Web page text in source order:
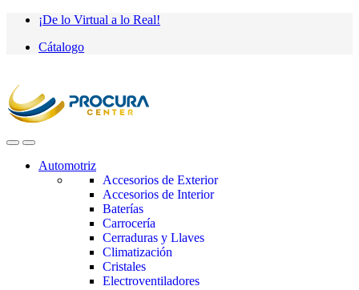
Saltar
navegación
saltar
contenido
¡De lo Virtual a lo Real!
Cátalogo
Automotriz
Accesorios de Exterior
Accesorios de Interior
Baterías
Carrocería
Cerraduras y Llaves
Climatización
Cristales
Electroventiladores